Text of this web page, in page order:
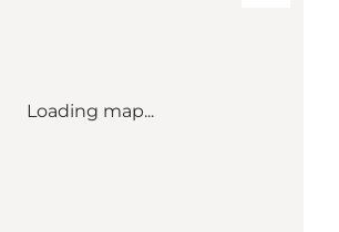
Loading map...